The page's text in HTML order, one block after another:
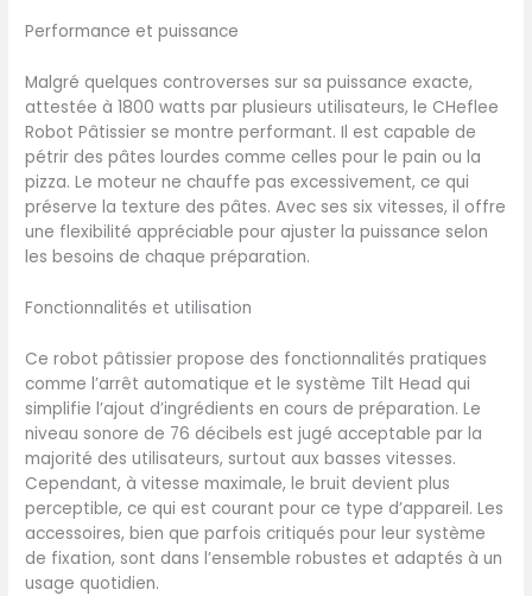
être utilisé à des fins
volume suffisant pour de
nombreuses recettes. De
plus, la protection anti-
débordement intégrée
facilite l'ajout d'ingrédients
et vous évite de nettoyer
toute la cuisine à la fin. Le
couvercle transparent vous
régulièrement le processus
en Option + Fonction
Pulse】Ce robot patissier
multifonctionnel dispose
de 6 vitesses contrôlées
pour vous offrir le choix le
plus varié d'applications et
de préparations
alimentaires différentes.La
puissance d'impulsion P-
Performance et puissance
Malgré quelques controverses sur sa puissance exacte,
attestée à 1800 watts par plusieurs utilisateurs, le CHeflee
Robot Pâtissier se montre performant. Il est capable de
pétrir des pâtes lourdes comme celles pour le pain ou la
pizza. Le moteur ne chauffe pas excessivement, ce qui
préserve la texture des pâtes. Avec ses six vitesses, il offre
une flexibilité appréciable pour ajuster la puissance selon
les besoins de chaque préparation.
Fonctionnalités et utilisation
Ce robot pâtissier propose des fonctionnalités pratiques
comme l’arrêt automatique et le système Tilt Head qui
simplifie l’ajout d’ingrédients en cours de préparation. Le
niveau sonore de 76 décibels est jugé acceptable par la
majorité des utilisateurs, surtout aux basses vitesses.
Cependant, à vitesse maximale, le bruit devient plus
perceptible, ce qui est courant pour ce type d’appareil. Les
accessoires, bien que parfois critiqués pour leur système
de fixation, sont dans l’ensemble robustes et adaptés à un
usage quotidien.